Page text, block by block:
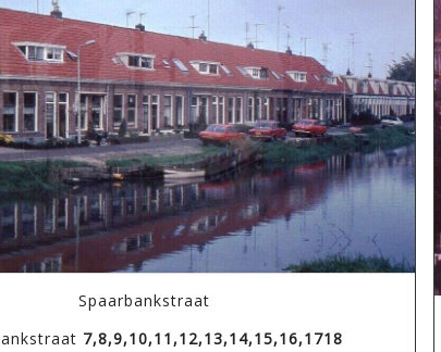
Spaarbankstraat
7,8,9,10,11,12,13,14,15,16,1718